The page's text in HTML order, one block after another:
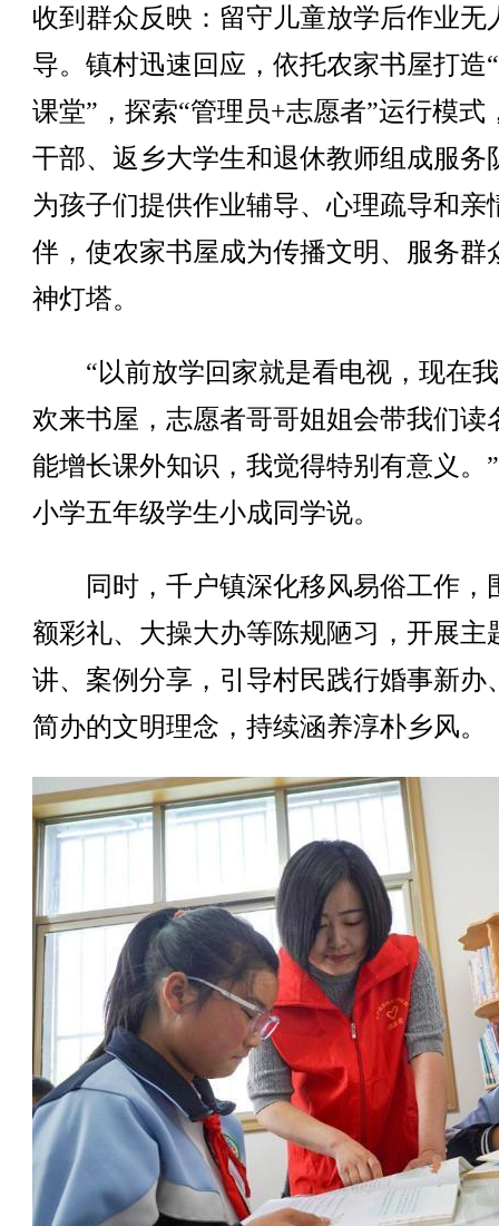
收到群众反映：留守儿童放学后作业无
导。镇村迅速回应，依托农家书屋打造
课堂”，探索“管理员+志愿者”运行模式
干部、返乡大学生和退休教师组成服务
为孩子们提供作业辅导、心理疏导和亲
伴，使农家书屋成为传播文明、服务群
神灯塔。
“以前放学回家就是看电视，现在
欢来书屋，志愿者哥哥姐姐会带我们读
能增长课外知识，我觉得特别有意义。
小学五年级学生小成同学说。
同时，千户镇深化移风易俗工作，
额彩礼、大操大办等陈规陋习，开展主
讲、案例分享，引导村民践行婚事新办
简办的文明理念，持续涵养淳朴乡风。